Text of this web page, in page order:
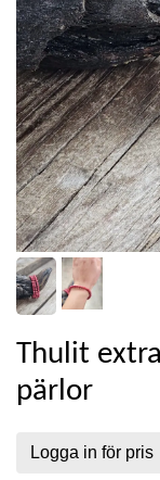
Thulit
pärlor
Logga in för pris